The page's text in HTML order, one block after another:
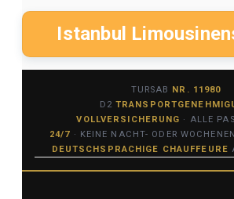
Istanbul
TURSAB NR. 11980
D2
VOLLVERSICHERUNG · ALLE
24/7 · KEINE NACHT- ODER
DEUTSCHSPRACHIGE CHAUFFEURE